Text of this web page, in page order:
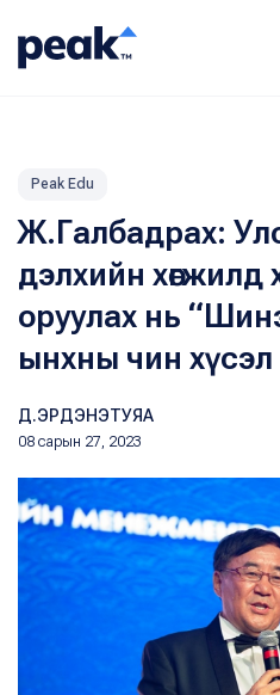
Peak Edu
Ж.Галбадрах:
дэлхийн хөгжилд
оруулах нь
ынхны чин хүсэл
Д.ЭРДЭНЭТУЯА
08 сарын 27, 2023